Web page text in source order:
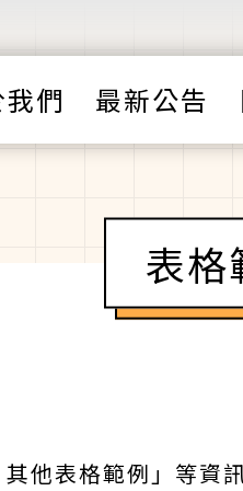
們 最新公告
表格
他表格範例」等資